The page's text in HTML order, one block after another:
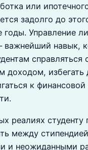
или
задолго до
годы. Управление
навык,
справляться
доходом, избегать
к финансовой
реалиях студенту
между
и неожиданными